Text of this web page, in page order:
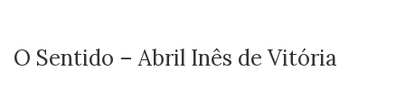
O Sentido – Abril Inês de Vitória